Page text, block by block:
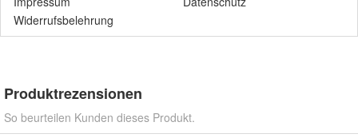
Widerrufsbelehrung
Produktrezensionen
So beurteilen Kunden dieses Produkt.